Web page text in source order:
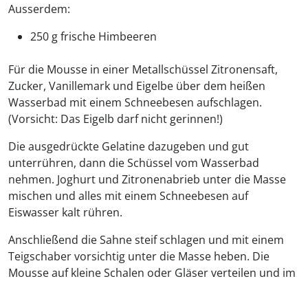
Ausserdem:
250 g frische Himbeeren
Für die Mousse in einer Metallschüssel Zitronensaft,
Zucker, Vanillemark und Eigelbe über dem heißen
Wasserbad mit einem Schneebesen aufschlagen.
(Vorsicht: Das Eigelb darf nicht gerinnen!)
Die ausgedrückte Gelatine dazugeben und gut
unterrühren, dann die Schüssel vom Wasserbad
nehmen. Joghurt und Zitronenabrieb unter die Masse
mischen und alles mit einem Schneebesen auf
Eiswasser kalt rühren.
Anschließend die Sahne steif schlagen und mit einem
Teigschaber vorsichtig unter die Masse heben. Die
Mousse auf kleine Schalen oder Gläser verteilen und im